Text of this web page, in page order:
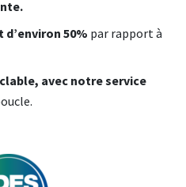
d’environ 50% par rapport à
avec notre service